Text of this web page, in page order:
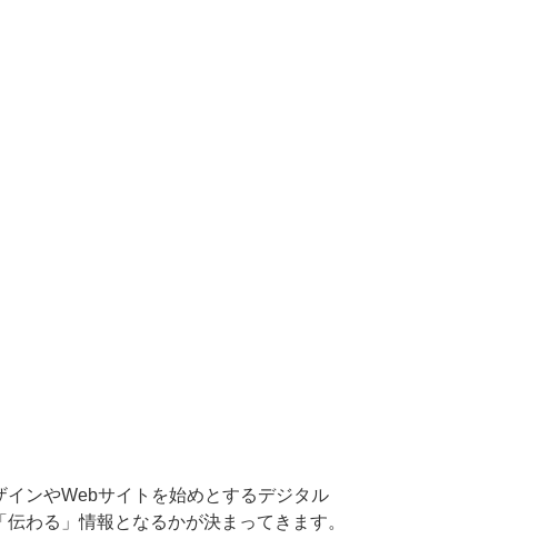
ンやWebサイトを始めとするデジタル
わる」情報となるかが決まってきます。